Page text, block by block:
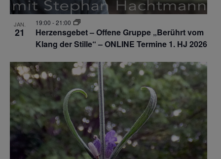
JAN.
21
Herzensgebet – Offene Gruppe „Berührt vom
Klang der Stille“ – ONLINE Termine 1. HJ 2026
19:00 -21:00